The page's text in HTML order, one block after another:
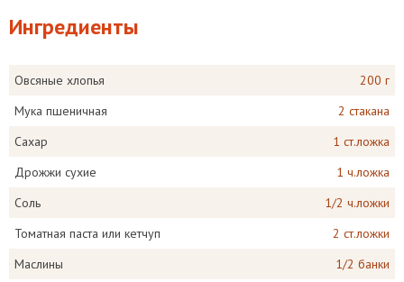
Ингредиенты
Овсяные хлопья
200 г
Мука пшеничная
2 стакана
Сахар
1 ст.ложка
Дрожжи сухие
1 ч.ложка
Соль
1/2 ч.ложки
Томатная паста или кетчуп
2 ст.ложки
Маслины
1/2 банки